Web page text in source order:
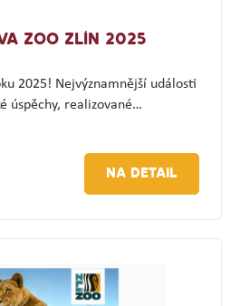
ZOO ZLÍN 2025
2025! Nejvýznamnější události
úspěchy, realizované…
NA DETAIL